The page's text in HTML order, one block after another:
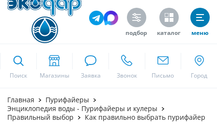
подбор каталог меню
Поиск
Москва
Главная
Пурифайеры
Энциклопедия воды - Пурифайеры и кулеры
Правильный выбор
Как правильно выбрать пурифайер